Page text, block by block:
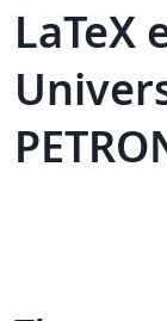
LaTeX